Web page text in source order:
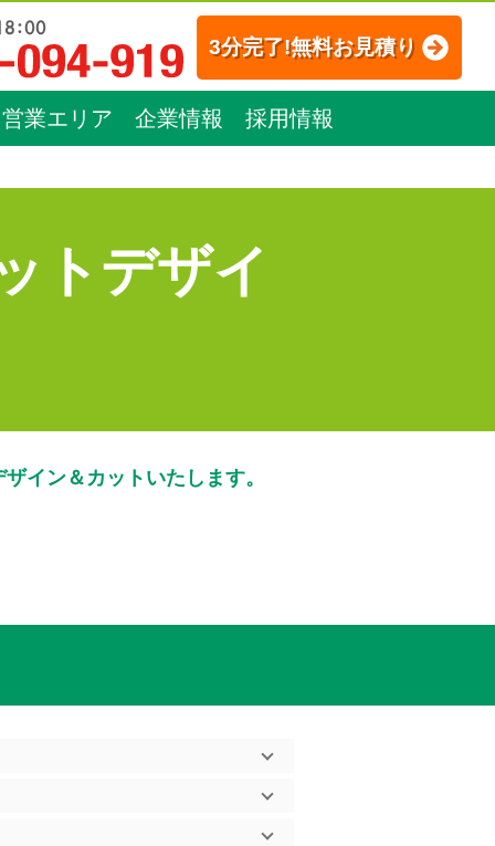
3分完了!無料お見積り
営業エリア 企業情報 採用情報
トデザイ
イン＆カットいたします。